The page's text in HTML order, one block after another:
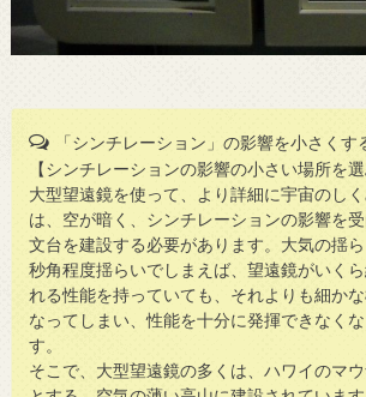
「シンチレーション」の影響を小さくす
【シンチレーションの影響の小さい場所を選
大型望遠鏡を使って、より詳細に宇宙のし
は、空が暗く、シンチレーションの影響を
文台を建設する必要があります。大気の揺ら
秒角程度揺らいでしまえば、望遠鏡がいく
れる性能を持っていても、それよりも細か
なってしまい、性能を十分に発揮できなく
す。
そこで、大型望遠鏡の多くは、ハワイのマ